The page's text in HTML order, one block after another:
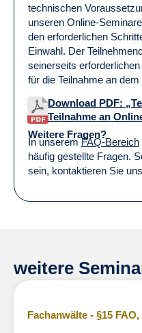
technischen
unseren Online-
den erforderlichen
Einwahl. Der
seinerseits
für die Teilnahme an
Download PDF:
Teilnahme an
Weitere Fragen?
In unseremFAQ-Bereich
häufig gestellte Fragen.
sein, kontaktieren Sie
weitere
Fachanwälte - §15 FAO,